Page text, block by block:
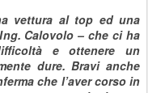
vettura al top ed una
Calovolo – che ci ha
e ottenere un
dure. Bravi anche
che l’aver corso in